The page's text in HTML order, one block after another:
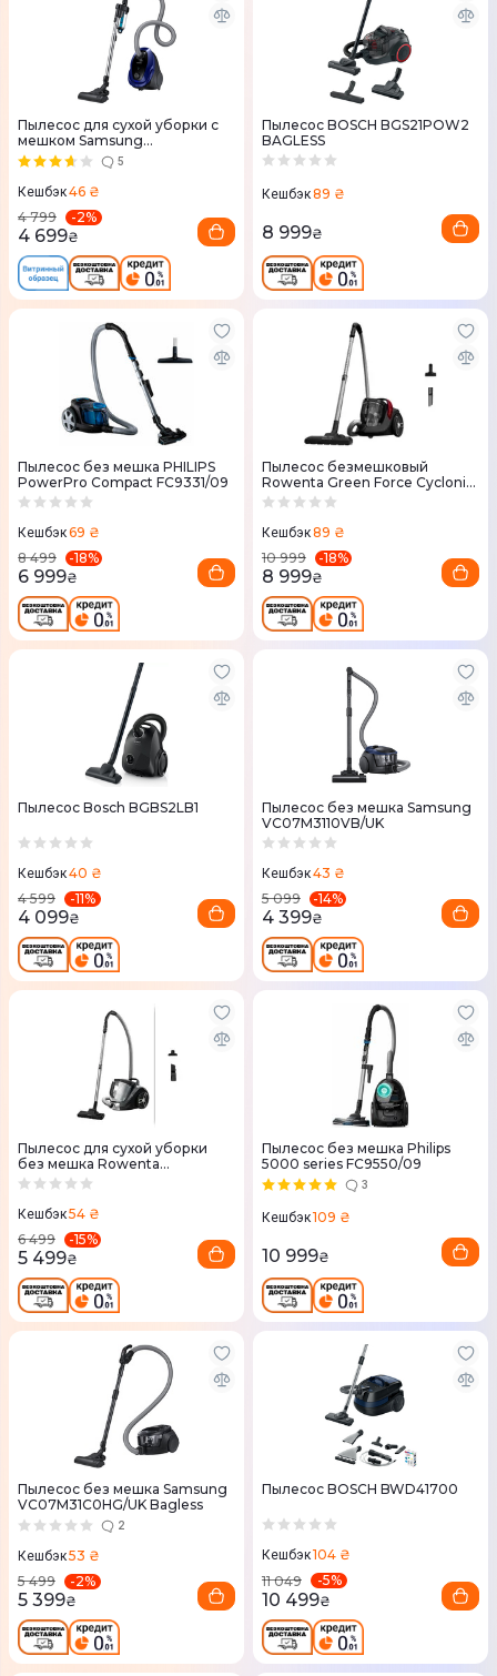
Пылесос для сухой уборки с
мешком Samsung
VC07M25H0WB/UK
5
Кешбэк46 ₴
4 799
-2%
4 699₴
Пылесос BOSCH BGS21POW2
BAGLESS
Кешбэк89 ₴
8 999₴
Пылесос без мешка PHILIPS
PowerPro Compact FC9331/09
Кешбэк69 ₴
8 499
-18%
6 999₴
Пылесос безмешковый
Rowenta Green Force Cyclonic
Max RO7B13EA
Кешбэк89 ₴
10 999
-18%
8 999₴
Пылесос Bosch BGBS2LB1
Кешбэк40 ₴
4 599
-11%
4 099₴
Пылесос без мешка Samsung
VC07M3110VB/UK
Кешбэк43 ₴
5 099
-14%
4 399₴
Пылесос для сухой уборки
без мешка Rowenta
RO4B25EA
Кешбэк54 ₴
6 499
-15%
5 499₴
Пылесос без мешка Philips
5000 series FC9550/09
3
Кешбэк109 ₴
10 999₴
Пылесос без мешка Samsung
VC07M31C0HG/UK Bagless
2
Кешбэк53 ₴
5 499
-2%
5 399₴
Пылесос BOSCH BWD41700
Кешбэк104 ₴
11 049
-5%
10 499₴